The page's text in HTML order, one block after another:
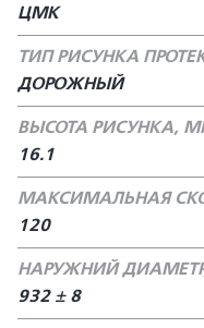
ЦМК
ТИП РИСУНКА
ДОРОЖНЫЙ
ВЫСОТА РИСУНКА,
16.1
МАКСИМАЛЬНАЯ
120
НАРУЖНИЙ
932 ± 8